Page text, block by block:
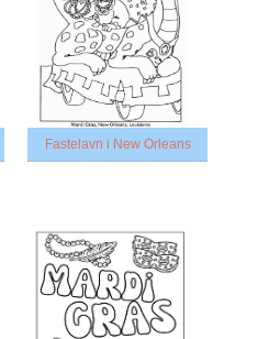
Fastelavn i New Orleans